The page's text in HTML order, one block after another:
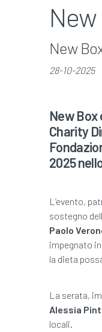
New
28-10-2025
New Box
Charity
2025
L’evento,
sostegno
Paolo
impegnato
la dieta
La serata,
Alessia
locali.